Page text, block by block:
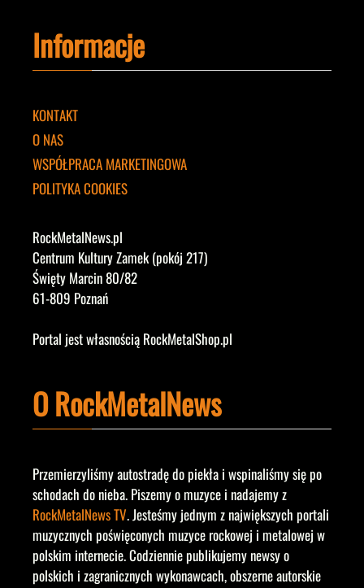
Informacje
KONTAKT
O NAS
WSPÓŁPRACA MARKETINGOWA
POLITYKA COOKIES
RockMetalNews.pl
Centrum Kultury Zamek (pokój 217)
Święty Marcin 80/82
61-809 Poznań
Portal jest własnością RockMetalShop.pl
O RockMetalNews
Przemierzyliśmy autostradę do piekła i wspinaliśmy się po
schodach do nieba. Piszemy o muzyce i nadajemy z
RockMetalNews TV. Jesteśmy jednym z największych portali
muzycznych poświęconych muzyce rockowej i metalowej w
polskim internecie. Codziennie publikujemy newsy o
polskich i zagranicznych wykonawcach, obszerne autorskie